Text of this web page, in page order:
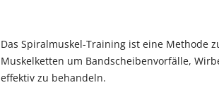
Das Spiralmuskel-Training ist eine Methode
Muskelketten um Bandscheibenvorfälle,
effektiv zu behandeln.